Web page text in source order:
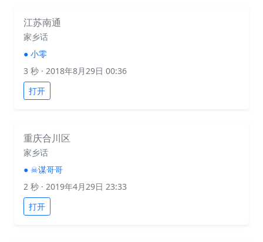
江苏南通
家乡话
● 小零
3 秒 · 2018年8月29日 00:36
打开
重庆合川区
家乡话
● ☠谋哥哥
2 秒 · 2019年4月29日 23:33
打开